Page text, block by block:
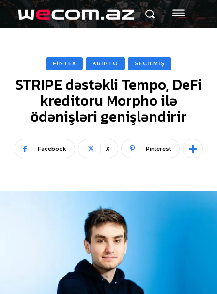
FİNTEX KRİPTO SEÇİLMİŞ
STRIPE dəstəkli Tempo, DeFi
kreditoru Morpho ilə
ödənişləri genişləndirir
Facebook X Pinterest